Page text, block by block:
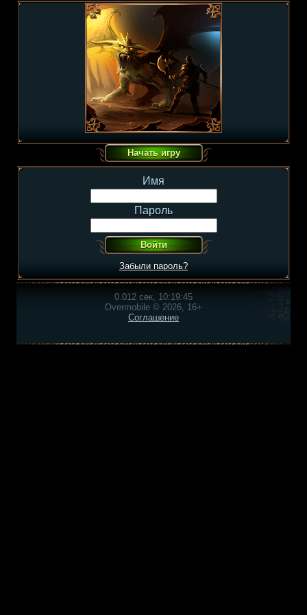
Имя
Пароль
Забыли пароль?
0.012 сек, 10:19:45
Overmobile © 2026, 16+
Соглашение